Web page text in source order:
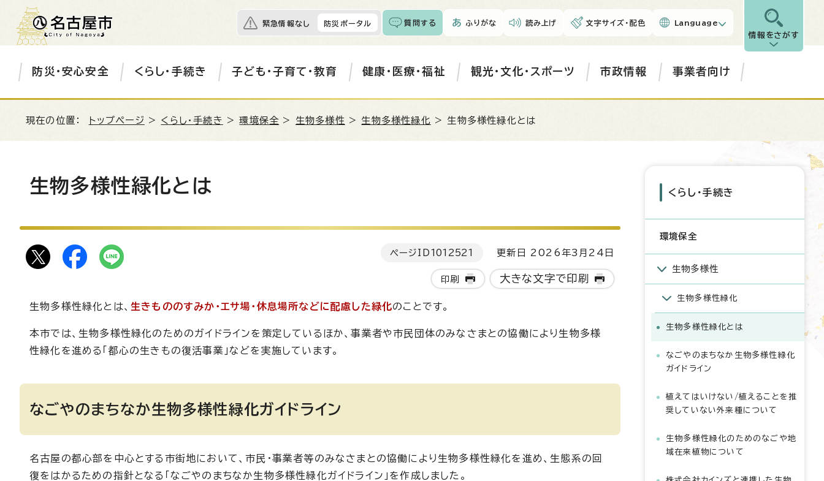
緊急情報なし 防災ポータル 質問する ふりがな 読み上げ 文字サイズ・配色 Language
情報をさがす
防災・安心安全 くらし・手続き 子ども・子育て・教育 健康・医療・福祉 観光・文化・スポーツ 市政情報 事業者向け
現在の位置： トップページ > くらし・手続き >環境保全 > 生物多様性 > 生物多様性緑化 > 生物多様性緑化とは
生物多様性緑化とは
ページID 1012521 更新日 2026年3月24日
印刷 大きな文字で印刷
生物多様性緑化とは、 生きもののすみか・エサ場・休息場所などに配慮した緑化のことです。
本市では、生物多様性緑化のためのガイドラインを策定しているほか、事業者や市民団体のみなさまとの協働により生物多様
性緑化を進める「都心の生きもの復活事業」などを実施しています。
なごやのまちなか生物多様性緑化ガイドライン
名古屋の都心部を中心とする市街地において、市民・事業者等のみなさまとの協働により生物多様性緑化を進め、生態系の回
復をはかるための指針となる「なごやのまちなか生物多様性緑化ガイドライン」を作成しました。
くらし・手続き
環境保全
生物多様性
生物多様性緑化
生物多様性緑化とは
なごやのまちなか生物多様性緑化
ガイドライン
植えてはいけない/植えることを推
奨していない外来種について
生物多様性緑化のためのなごや地
域在来植物について